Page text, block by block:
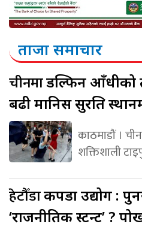
ताजा समाचार
चीनमाडल्फिन आँधीको
बढी मानिस सुरक्षित
काठमाडौं ।
शक्तिशाली
हेटौँडाकपडा उद्योग :
‘राजनीतिक स्टन्ट’ ?